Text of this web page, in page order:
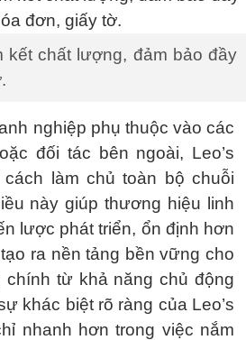
kết chất lượng, đảm bảo đầy
nghiệp phụ thuộc vào các
đối tác bên ngoài, Leo’s
làm chủ toàn bộ chuỗi
này giúp thương hiệu linh
lược phát triển, ổn định hơn
ra nền tảng bền vững cho
chính từ khả năng chủ động
khác biệt rõ ràng của Leo’s
nhanh hơn trong việc nắm